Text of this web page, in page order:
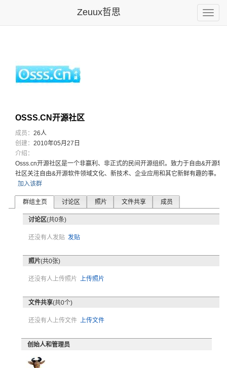
Toggle
Zeuux哲思
OSSS.CN开源社区
成员： 26人
创建： 2010年05月27日
介绍：
Osss.cn开源社 区是一个非赢利、非正式的民间开源组织。致力于自由&开源软
社区关注自由&开源软件领域文化、新技术、企业应用和其它新鲜有趣的事。
加入该群
群组主页 讨论区 照片 文件共享 成员
讨论区(共0条)
还没有人发贴 发贴
照片(共0张)
还没有人上传照片 上传照片
文件共享(共0个)
还没有人上传文件 上传文件
创始人和管理员